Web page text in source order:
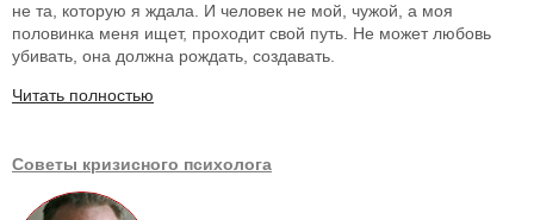
не та, которую я ждала. И человек не мой, чужой, а моя
половинка меня ищет, проходит свой путь. Не может любовь
убивать, она должна рождать, создавать.
Читать полностью
Советы кризисного психолога